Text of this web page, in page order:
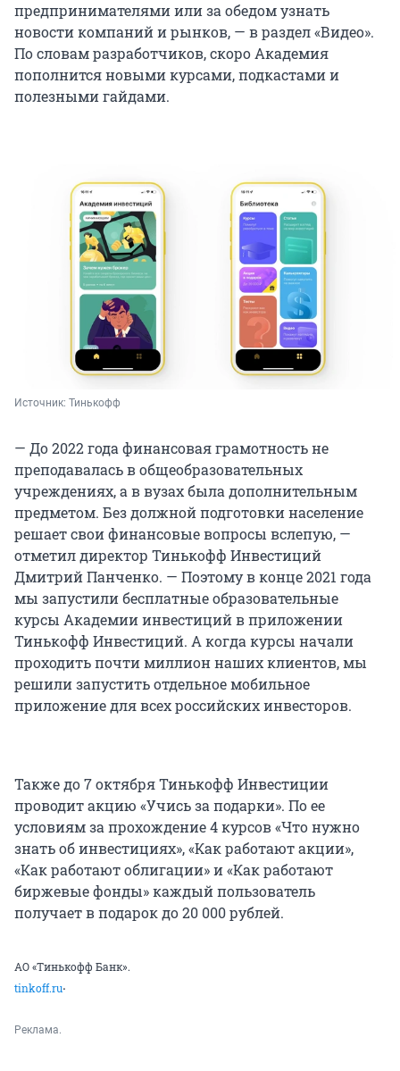
предпринимателями или за обедом узнать
новости компаний и рынков, — в раздел «Видео».
По словам разработчиков, скоро Академия
пополнится новыми курсами, подкастами и
полезными гайдами.
Источник: Тинькофф
— До 2022 года финансовая грамотность не
преподавалась в общеобразовательных
учреждениях, а в вузах была дополнительным
предметом. Без должной подготовки население
решает свои финансовые вопросы вслепую, —
отметил директор Тинькофф Инвестиций
Дмитрий Панченко. — Поэтому в конце 2021 года
мы запустили бесплатные образовательные
курсы Академии инвестиций в приложении
Тинькофф Инвестиций. А когда курсы начали
проходить почти миллион наших клиентов, мы
решили запустить отдельное мобильное
приложение для всех российских инвесторов.
Также до 7 октября Тинькофф Инвестиции
проводит акцию «Учись за подарки». По ее
условиям за прохождение 4 курсов «Что нужно
знать об инвестициях», «Как работают акции»,
«Как работают облигации» и «Как работают
биржевые фонды» каждый пользователь
получает в подарок до 20 000 рублей.
АО «Тинькофф Банк».
tinkoff.ru.
Реклама.